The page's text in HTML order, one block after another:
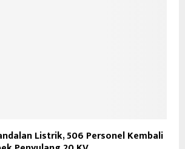
Listrik, 506 Personel Kembali